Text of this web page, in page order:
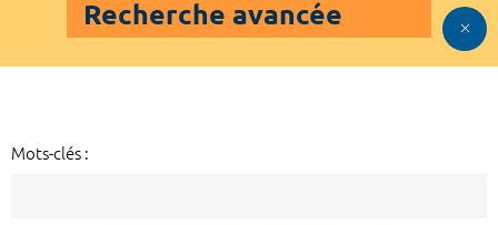
Recherche avancée
Mots-clés :